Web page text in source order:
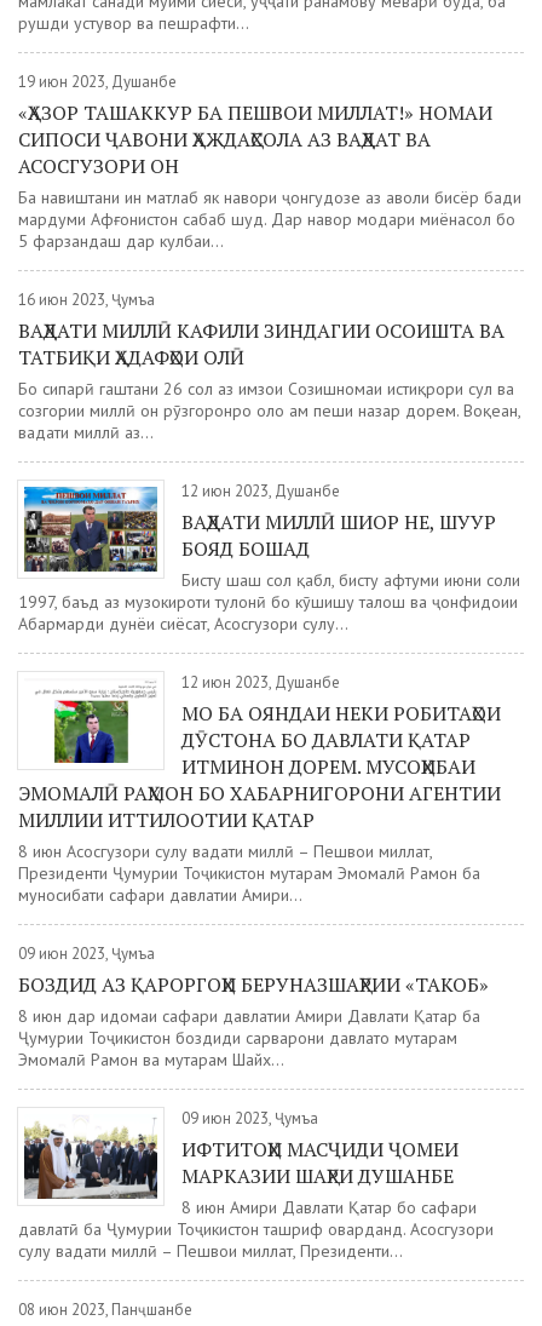
рушди устувор ва пешрафти...
19 июн 2023, Душанбе
«ҲАЗОР ТАШАККУР БА ПЕШВОИ МИЛЛАТ!» НОМАИ
СИПОСИ ҶАВОНИ ҲАЖДАҲСОЛА АЗ ВАҲДАТ ВА
АСОСГУЗОРИ ОН
Ба навиштани ин матлаб як навори ҷонгудозе аз аҳволи бисёр бади
мардуми Афғонистон сабаб шуд. Дар навор модари миёнасол бо
5 фарзандаш дар кулбаи...
16 июн 2023, Ҷумъа
ВАҲДАТИ МИЛЛӢ КАФИЛИ ЗИНДАГИИ ОСОИШТА ВА
ТАТБИҚИ ҲАДАФҲОИ ОЛӢ
Бо сипарӣ гаштани 26 сол аз имзои Созишномаи истиқрори сулҳ ва
созгории миллӣ он рӯзгоронро ҳоло ҳам пеши назар дорем. Воқеан,
ваҳдати миллӣ аз...
12 июн 2023, Душанбе
ВАҲДАТИ МИЛЛӢ ШИОР НЕ, ШУУР
БОЯД БОШАД
Бисту шаш сол қабл, бисту ҳафтуми июни соли
1997, баъд аз музокироти тулонӣ бо кӯшишу талош ва ҷонфидоии
Абармарди дунёи сиёсат, Асосгузори сулҳу...
12 июн 2023, Душанбе
МО БА ОЯНДАИ НЕКИ РОБИТАҲОИ
ДӮСТОНА БО ДАВЛАТИ ҚАТАР
ИТМИНОН ДОРЕМ. МУСОҲИБАИ
ЭМОМАЛӢ РАҲМОН БО ХАБАРНИГОРОНИ АГЕНТИИ
МИЛЛИИ ИТТИЛООТИИ ҚАТАР
8 июн Асосгузори сулҳу ваҳдати миллӣ – Пешвои миллат,
Президенти Ҷумҳурии Тоҷикистон муҳтарам Эмомалӣ Раҳмон ба
муносибати сафари давлатии Амири...
09 июн 2023, Ҷумъа
БОЗДИД АЗ ҚАРОРГОҲИ БЕРУНАЗШАҲРИИ «ТАКОБ»
8 июн дар идомаи сафари давлатии Амири Давлати Қатар ба
Ҷумҳурии Тоҷикистон боздиди сарварони давлатҳо муҳтарам
Эмомалӣ Раҳмон ва муҳтарам Шайх...
09 июн 2023, Ҷумъа
ИФТИТОҲИ МАСҶИДИ ҶОМЕИ
МАРКАЗИИ ШАҲРИ ДУШАНБЕ
8 июн Амири Давлати Қатар бо сафари
давлатӣ ба Ҷумҳурии Тоҷикистон ташриф оварданд. Асосгузори
сулҳу ваҳдати миллӣ – Пешвои миллат, Президенти...
08 июн 2023, Панҷшанбе